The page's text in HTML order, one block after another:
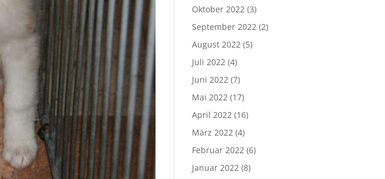
Oktober 2022 (3)
September 2022 (2)
August 2022 (5)
Juli 2022 (4)
Juni 2022 (7)
Mai 2022 (17)
April 2022 (16)
März 2022 (4)
Februar 2022 (6)
Januar 2022 (8)